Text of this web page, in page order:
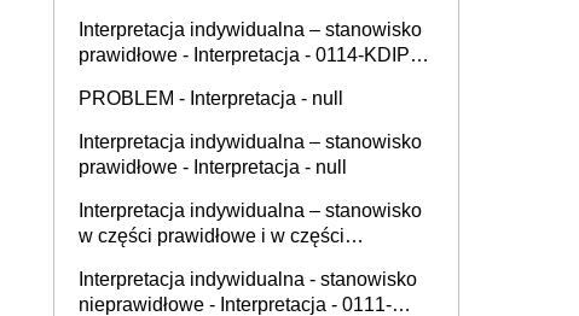
Interpretacja indywidualna – stanowisko
prawidłowe - Interpretacja - 0114-KDIP2-
PROBLEM - Interpretacja - null
Interpretacja indywidualna – stanowisko
prawidłowe - Interpretacja - null
Interpretacja indywidualna – stanowisko
w części prawidłowe i w części
Interpretacja indywidualna - stanowisko
nieprawidłowe - Interpretacja - 0111-